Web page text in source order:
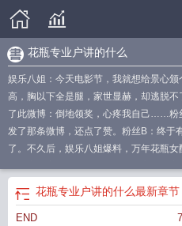
花瓶专业户讲的什么
娱乐八姐：今天电影节，我就想给景心
高，胸以下全是腿，家世显赫，却逃脱
了此微博：倒地领奖，心疼我自己……粉
发了那条微博，还点了赞。粉丝B：终于
了。不久后，娱乐八姐爆料，万年花瓶
演女主角了。粉丝们：所以景心到底什
以我到底什么时候演女主角？某人笑：
陌言川免费阅读
花瓶专业户讲的什么最新章节
END